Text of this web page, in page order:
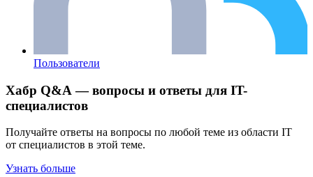
Пользователи
Хабр Q&A — вопросы и ответы для IT-
специалистов
Получайте ответы на вопросы по любой теме из области IT
от специалистов в этой теме.
Узнать больше